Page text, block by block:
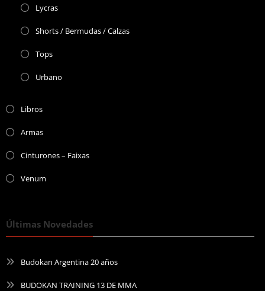
Lycras
Shorts / Bermudas / Calzas
Tops
Urbano
Libros
Armas
Cinturones – Faixas
Venum
Últimas Novedades
Budokan Argentina 20 años
BUDOKAN TRAINING 13 DE MMA